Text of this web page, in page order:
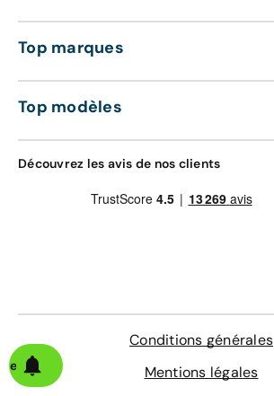
Top marques
Top modèles
Découvrez les avis de nos clients
Conditions générales
Mentions légales